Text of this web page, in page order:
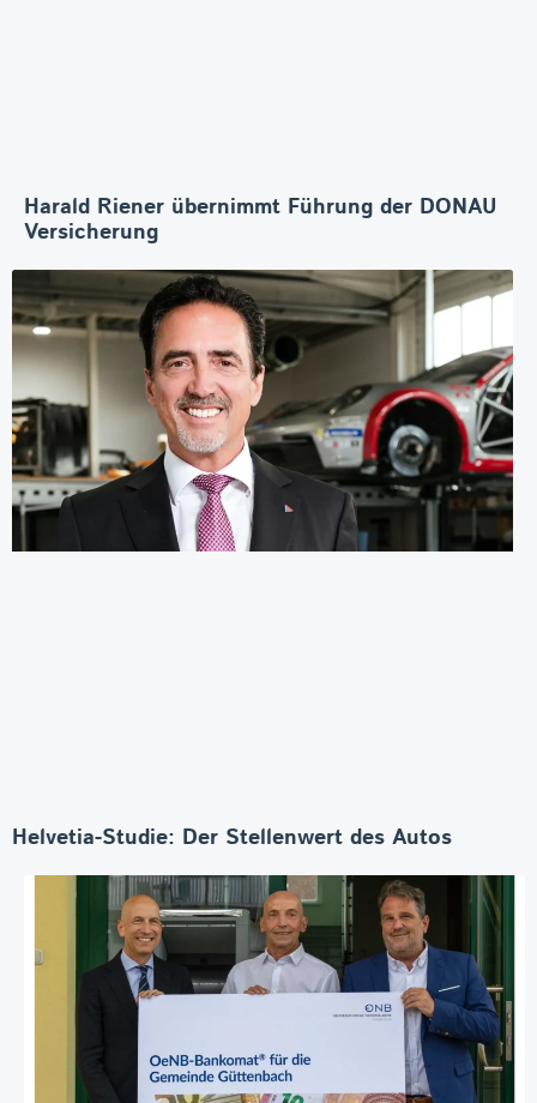
Harald Riener übernimmt Führung der DONAU
Versicherung
Helvetia-Studie: Der Stellenwert des Autos